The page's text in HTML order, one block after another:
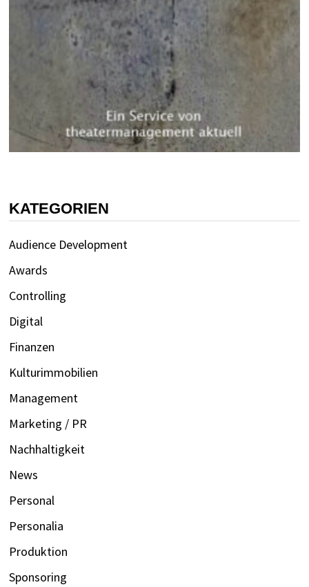
KATEGORIEN
Audience Development
Awards
Controlling
Digital
Finanzen
Kulturimmobilien
Management
Marketing / PR
Nachhaltigkeit
News
Personal
Personalia
Produktion
Sponsoring